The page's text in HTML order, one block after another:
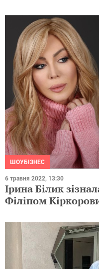
ШОУБІЗНЕС
6 травня 2022, 13:30
Ірина Білик
Філіпом